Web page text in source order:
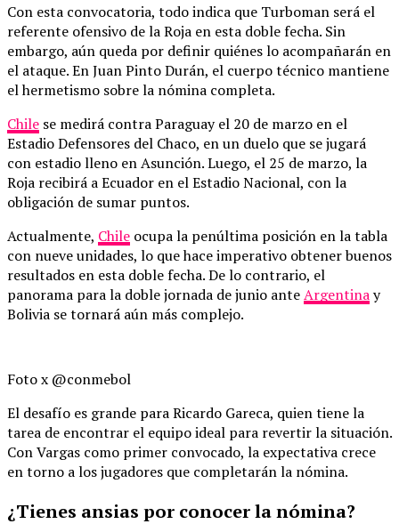
Con esta convocatoria, todo indica que Turboman será el
referente ofensivo de la Roja en esta doble fecha. Sin
embargo, aún queda por definir quiénes lo acompañarán en
el ataque. En Juan Pinto Durán, el cuerpo técnico mantiene
el hermetismo sobre la nómina completa.
Chile se medirá contra Paraguay el 20 de marzo en el
Estadio Defensores del Chaco, en un duelo que se jugará
con estadio lleno en Asunción. Luego, el 25 de marzo, la
Roja recibirá a Ecuador en el Estadio Nacional, con la
obligación de sumar puntos.
Actualmente, Chile ocupa la penúltima posición en la tabla
con nueve unidades, lo que hace imperativo obtener buenos
resultados en esta doble fecha. De lo contrario, el
panorama para la doble jornada de junio anteArgentinay
Bolivia se tornará aún más complejo.
Foto x @conmebol
El desafío es grande para Ricardo Gareca, quien tiene la
tarea de encontrar el equipo ideal para revertir la situación.
Con Vargas como primer convocado, la expectativa crece
en torno a los jugadores que completarán la nómina.
¿Tienes ansias por conocer la nómina?